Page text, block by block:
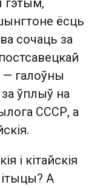
ёсць
сочаць за
— галоўны
за ўплыў на
СССР, а
і кітайскія
А